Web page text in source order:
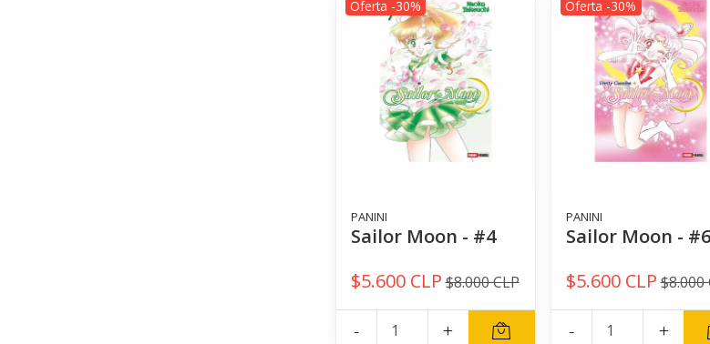
Oferta -30%
PANINI
Sailor Moon - #4
$5.600 CLP $8.000 CLP
- +
Oferta -30%
PANINI
Sailor Moon - #6
$5.600 CLP $8.000
- +